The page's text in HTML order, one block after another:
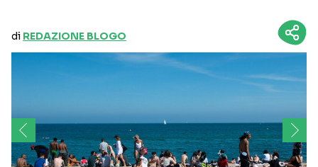
di REDAZIONE BLOGO